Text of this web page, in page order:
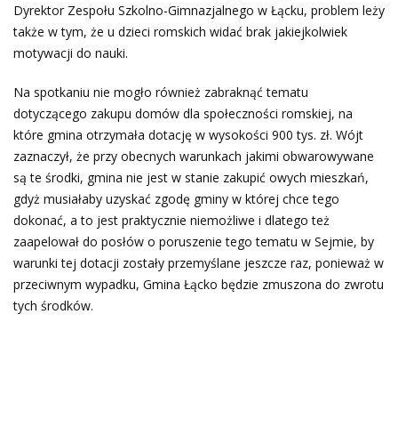
Dyrektor Zespołu Szkolno-Gimnazjalnego w Łącku, problem leży
także w tym, że u dzieci romskich widać brak jakiejkolwiek
motywacji do nauki.
Na spotkaniu nie mogło również zabraknąć tematu
dotyczącego zakupu domów dla społeczności romskiej, na
które gmina otrzymała dotację w wysokości 900 tys. zł. Wójt
zaznaczył, że przy obecnych warunkach jakimi obwarowywane
są te środki, gmina nie jest w stanie zakupić owych mieszkań,
gdyż musiałaby uzyskać zgodę gminy w której chce tego
dokonać, a to jest praktycznie niemożliwe i dlatego też
zaapelował do posłów o poruszenie tego tematu w Sejmie, by
warunki tej dotacji zostały przemyślane jeszcze raz, ponieważ w
przeciwnym wypadku, Gmina Łącko będzie zmuszona do zwrotu
tych środków.